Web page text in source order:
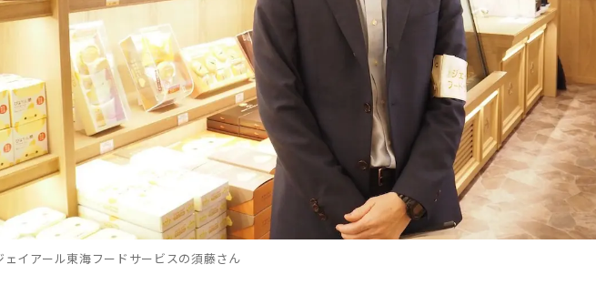
ェイアール東海フードサービスの須藤さん